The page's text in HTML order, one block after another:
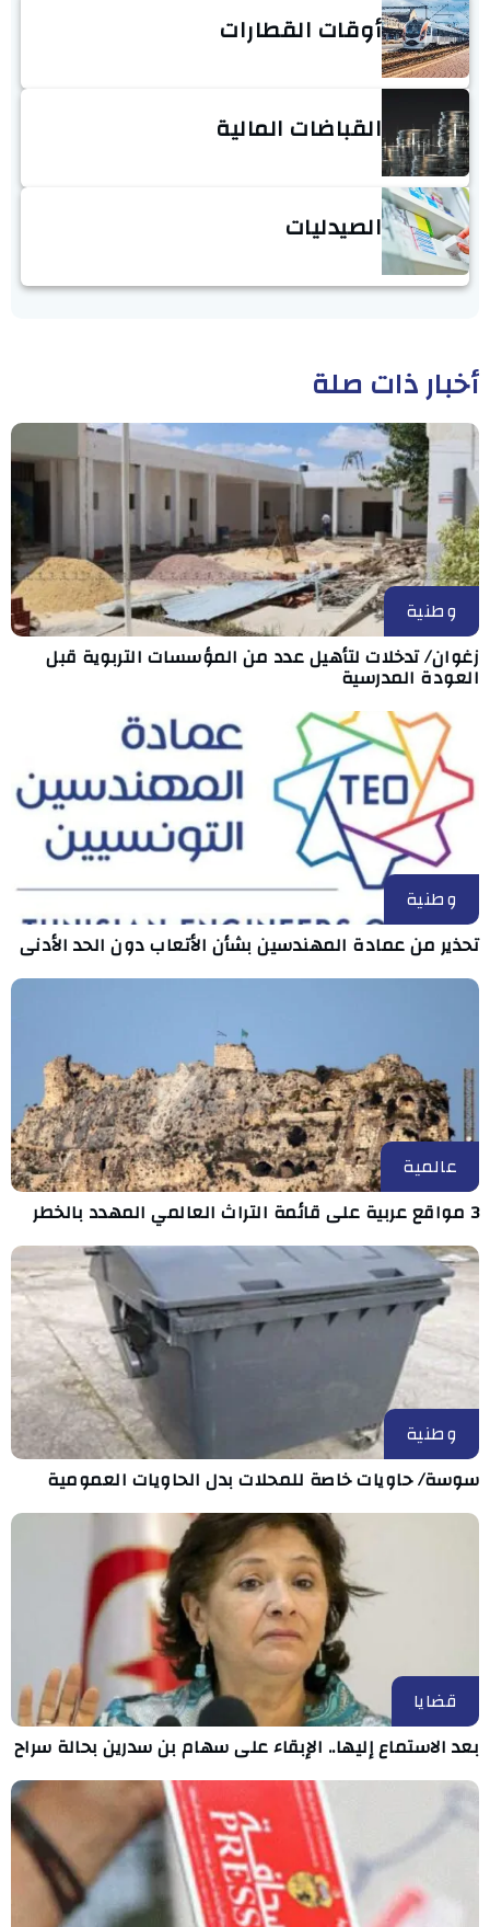
أوقات القطارات
القباضات المالية
الصيدليات
أخبار ذات صلة
وطنية
زغوان/ تدخلات لتأهيل عدد من المؤسسات التربوية قبل
العودة المدرسية
وطنية
تحذير من عمادة المهندسين بشأن الأتعاب دون الحد الأدنى
عالمية
3 مواقع عربية على قائمة التراث العالمي المهدد بالخطر
وطنية
سوسة/ حاويات خاصة للمحلات بدل الحاويات العمومية
قضايا
بعد الاستماع إليها.. الإبقاء على سهام بن سدرين بحالة سراح